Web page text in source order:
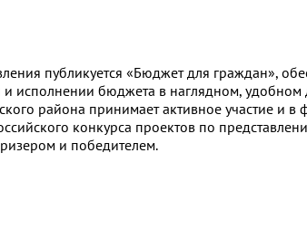
публикуется «Бюджет для граждан»,
бюджета в наглядном, удобном
района принимает активное участие и в
конкурса проектов по
и победителем.